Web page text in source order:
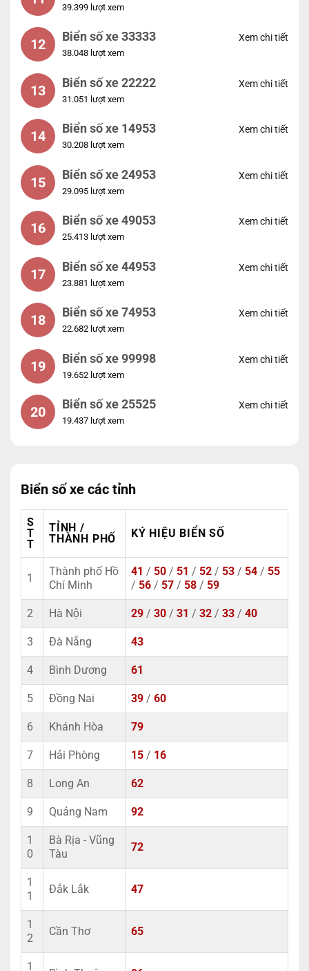
39.399 lượt xem
12 Biển số xe 33333
38.048 lượt xem
Xem chi tiết
13 Biển số xe 22222
31.051 lượt xem
Xem chi tiết
14 Biển số xe 14953
30.208 lượt xem
Xem chi tiết
15 Biển số xe 24953
29.095 lượt xem
Xem chi tiết
16 Biển số xe 49053
25.413 lượt xem
Xem chi tiết
17 Biển số xe 44953
23.881 lượt xem
Xem chi tiết
18 Biển số xe 74953
22.682 lượt xem
Xem chi tiết
19 Biển số xe 99998
19.652 lượt xem
Xem chi tiết
20 Biển số xe 25525
19.437 lượt xem
Xem chi tiết
Biển số xe các tỉnh
S
T
T
TỈNH /
THÀNH PHỐ
KÝ HIỆU BIỂN SỐ
1
Thành phố Hồ
Chí Minh
41 / 50 / 51 / 52 / 53 / 54 / 55
/ 56 / 57 / 58 / 59
2 Hà Nội 29 / 30 / 31 / 32 / 33 / 40
3 Đà Nẵng 43
4 Bình Dương 61
5 Đồng Nai 39 / 60
6 Khánh Hòa 79
7 Hải Phòng 15 / 16
8 Long An 62
9 Quảng Nam 92
1
0
Bà Rịa - Vũng
Tàu
72
1
1
Đắk Lắk 47
1
2
Cần Thơ 65
1